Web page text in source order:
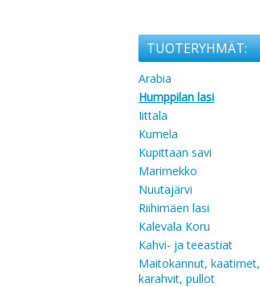
TUOTERYHMÄT:
Arabia
Humppilan lasi
Iittala
Kumela
Kupittaan savi
Marimekko
Nuutajärvi
Riihimäen lasi
Kalevala Koru
Kahvi- ja teeastiat
Maitokannut, kaatimet,
karahvit, pullot